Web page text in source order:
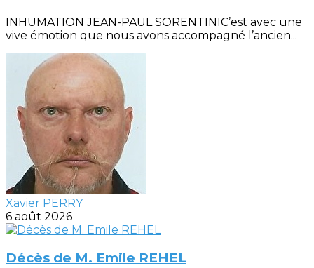
INHUMATION JEAN-PAUL SORENTINIC’est avec une
vive émotion que nous avons accompagné l’ancien...
Xavier PERRY
6 août 2026
Décès de M. Emile REHEL